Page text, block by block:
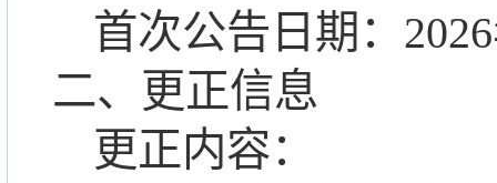
首次公告日期： 2026
二、
更正信息
更正内容：